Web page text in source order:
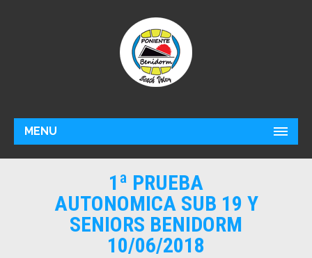
MENU
1ª PRUEBA
AUTONOMICA SUB 19 Y
SENIORS BENIDORM
10/06/2018